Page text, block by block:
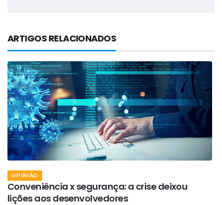
ARTIGOS RELACIONADOS
OPINIÃO
Conveniência x segurança: a crise deixou
lições aos desenvolvedores